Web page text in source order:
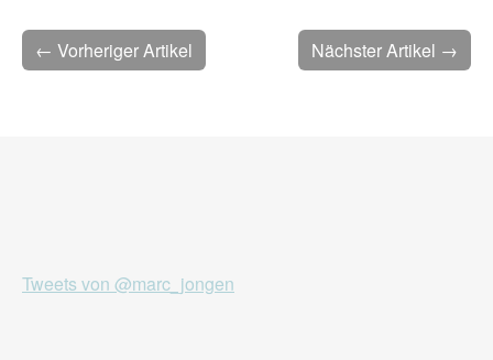
Nächster Artikel →
← Vorheriger Artikel
Tweets von @marc_jongen